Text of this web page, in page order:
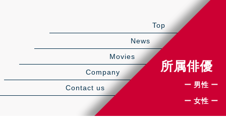
Top
News
Movies
Company
Contact us
所属俳優
ー 男性 ー
ー 女性 ー